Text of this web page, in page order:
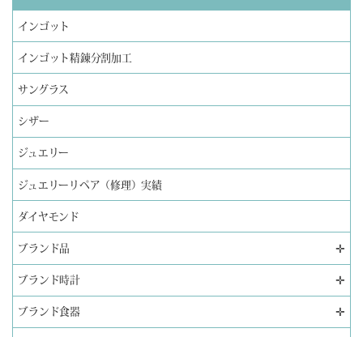
インゴット
インゴット精錬分割加工
サングラス
シザー
ジュエリー
ジュエリーリペア（修理）実績
ダイヤモンド
ブランド品 ✛
ブランド時計 ✛
ブランド食器 ✛